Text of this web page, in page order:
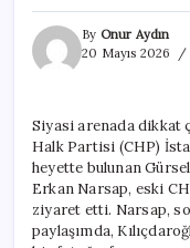
By Onur Aydın
20 Mayıs 2026
Siyasi arenada dikkat
Halk Partisi (CHP)
heyette bulunan
Erkan Narsap, eski
ziyaret etti. Narsap,
paylaşımda,